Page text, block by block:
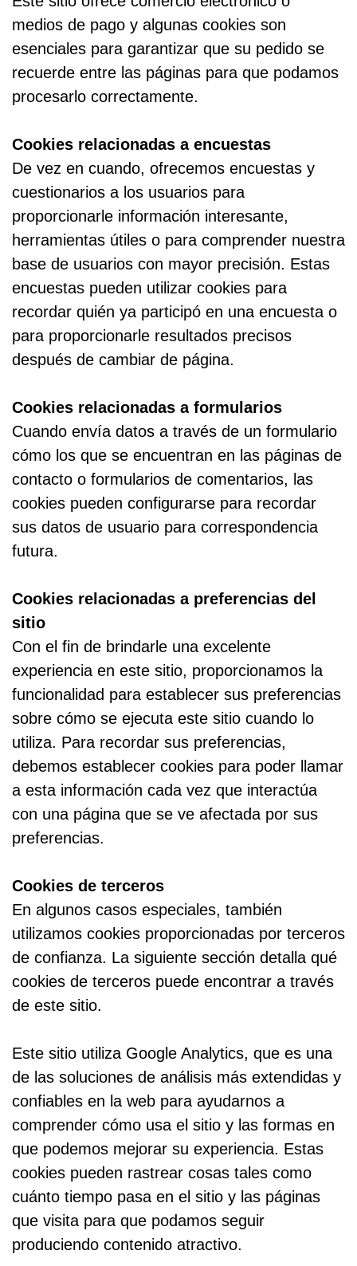
medios de pago y algunas cookies son
esenciales para garantizar que su pedido se
recuerde entre las páginas para que podamos
procesarlo correctamente.
Cookies relacionadas a encuestas
De vez en cuando, ofrecemos encuestas y
cuestionarios a los usuarios para
proporcionarle información interesante,
herramientas útiles o para comprender nuestra
base de usuarios con mayor precisión. Estas
encuestas pueden utilizar cookies para
recordar quién ya participó en una encuesta o
para proporcionarle resultados precisos
después de cambiar de página.
Cookies relacionadas a formularios
Cuando envía datos a través de un formulario
cómo los que se encuentran en las páginas de
contacto o formularios de comentarios, las
cookies pueden configurarse para recordar
sus datos de usuario para correspondencia
futura.
Cookies relacionadas a preferencias del
sitio
Con el fin de brindarle una excelente
experiencia en este sitio, proporcionamos la
funcionalidad para establecer sus preferencias
sobre cómo se ejecuta este sitio cuando lo
utiliza. Para recordar sus preferencias,
debemos establecer cookies para poder llamar
a esta información cada vez que interactúa
con una página que se ve afectada por sus
preferencias.
Cookies de terceros
En algunos casos especiales, también
utilizamos cookies proporcionadas por terceros
de confianza. La siguiente sección detalla qué
cookies de terceros puede encontrar a través
de este sitio.
Este sitio utiliza Google Analytics, que es una
de las soluciones de análisis más extendidas y
confiables en la web para ayudarnos a
comprender cómo usa el sitio y las formas en
que podemos mejorar su experiencia. Estas
cookies pueden rastrear cosas tales como
cuánto tiempo pasa en el sitio y las páginas
que visita para que podamos seguir
produciendo contenido atractivo.